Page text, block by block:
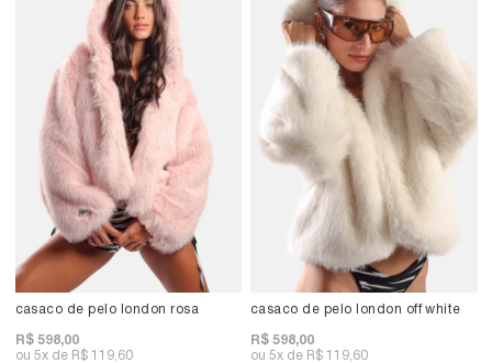
casaco de pelo london rosa
R$ 598,00
5x R$ 119,60
casaco de pelo london off white
R$ 598,00
5x R$ 119,60